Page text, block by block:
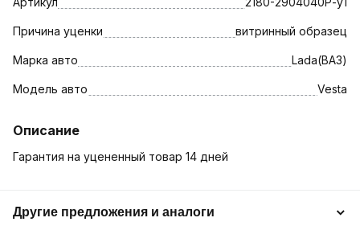
Причина уценки витринный образец
Марка авто Lada(ВАЗ)
Модель авто Vesta
Описание
Гарантия на уцененный товар 14 дней
Другие предложения и аналоги